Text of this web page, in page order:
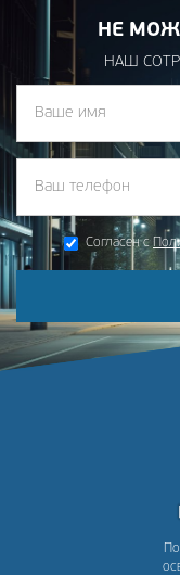
НЕ
НАШ
Согласен с